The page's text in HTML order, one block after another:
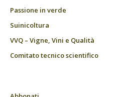
Passione in verde
Suinicoltura
VVQ – Vigne, Vini e Qualità
Comitato tecnico scientifico